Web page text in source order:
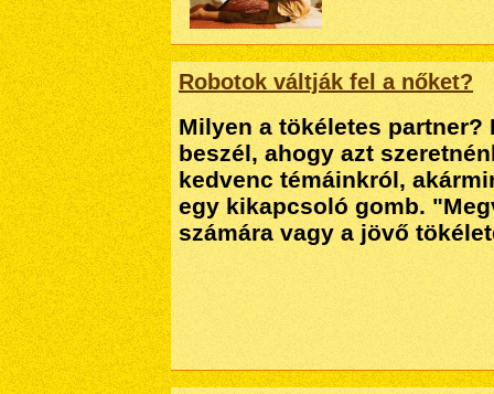
Robotok váltják fel a nőket?
Milyen a tökéletes
beszél, ahogy azt
kedvenc témáinkról,
egy kikapcsoló gomb.
számára vagy a jövő